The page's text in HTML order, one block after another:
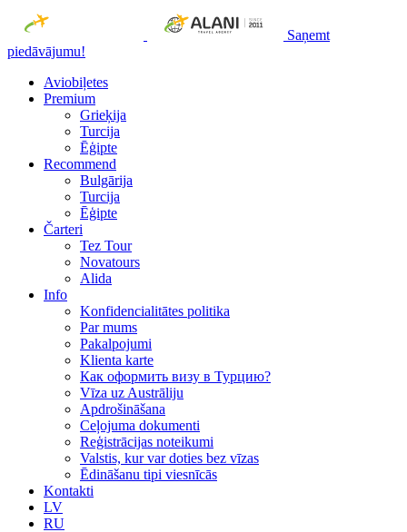
Saņemt
piedāvājumu!
Aviobiļetes
Premium
Grieķija
Turcija
Ēģipte
Recommend
Bulgārija
Turcija
Ēģipte
Čarteri
Tez Tour
Novatours
Alida
Info
Konfidencialitātes politika
Par mums
Рakalpojumi
Klienta karte
Как оформить визу в Турцию?
Vīza uz Austrāliju
Apdrošināšana
Ceļojuma dokumenti
Reģistrācijas noteikumi
Valstis, kur var doties bez vīzas
Ēdināšanu tipi viesnīcās
Kontakti
LV
RU